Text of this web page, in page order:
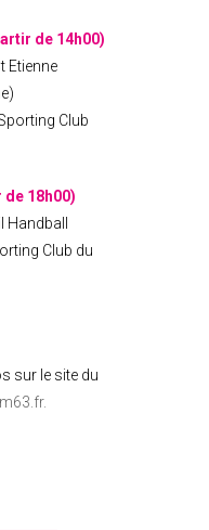
de 14h00)
Etienne
Club
18h00)
Handball
Club du
sur le site du
.